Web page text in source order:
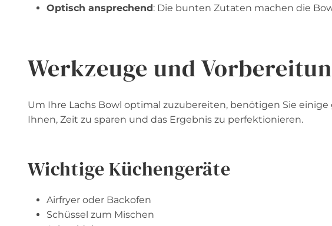
Optisch ansprechend : Die bunten Zutaten machen die
Werkzeuge und
Um Ihre Lachs Bowl optimal zuzubereiten, benötigen Sie
Ihnen, Zeit zu sparen und das Ergebnis zu perfektionieren.
Wichtige Küchengeräte
Airfryer oder Backofen
Schüssel zum Mischen